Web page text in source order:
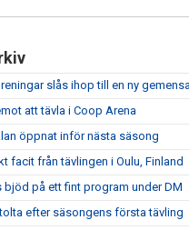
slås ihop till en ny
att tävla i Coop Arena
öppnat inför nästa säsong
facit från tävlingen i Oulu, Finland
bjöd på ett fint program under DM
efter säsongens första tävling